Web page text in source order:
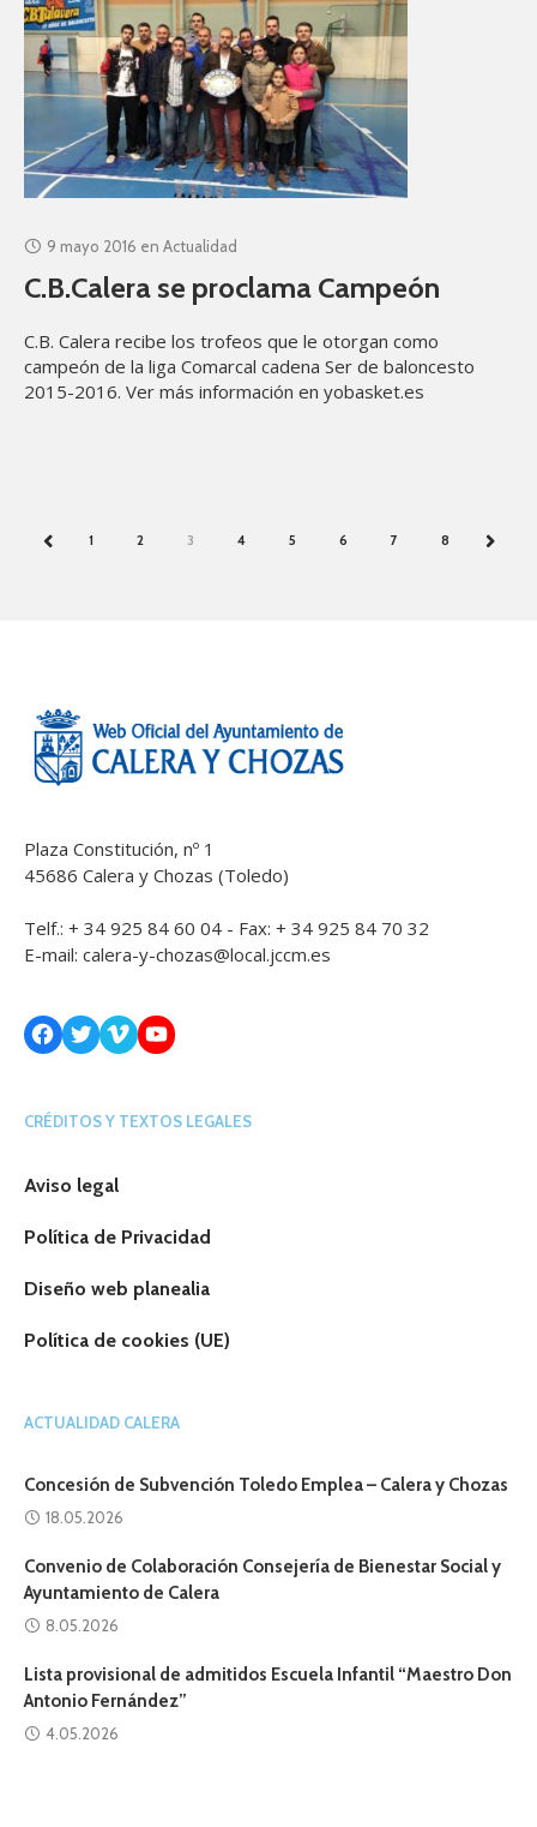
9 mayo 2016 en Actualidad
C.B.Calera se proclama Campeón
C.B. Calera recibe los trofeos que le otorgan como
campeón de la liga Comarcal cadena Ser de baloncesto
2015-2016. Ver más información en yobasket.es
1 2 3 4 5 6 7 8 NEXT
Plaza Constitución, nº 1
45686 Calera y Chozas (Toledo)
Telf.: + 34 925 84 60 04 - Fax: + 34 925 84 70 32
E-mail: calera-y-chozas@local.jccm.es
Facebook
Twitter
VimeoYouTube
CRÉDITOS Y TEXTOS LEGALES
Aviso legal
Política de Privacidad
Diseño web planealia
Política de cookies (UE)
ACTUALIDAD CALERA
Concesión de Subvención Toledo Emplea – Calera y Chozas
18.05.2026
Convenio de Colaboración Consejería de Bienestar Social y
Ayuntamiento de Calera
8.05.2026
Lista provisional de admitidos Escuela Infantil “Maestro Don
Antonio Fernández”
4.05.2026